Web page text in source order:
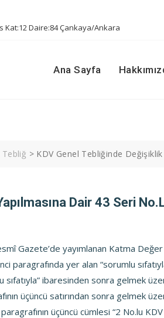
Kat:12 Daire:84 Çankaya/Ankara
Ana Sayfa
Tebliğ > KDV Genel Tebliğinde Değişiklik
Dair 43 Seri
Gazete’de yayımlanan Katma
paragrafında yer alan “sorumlu
sıfatıyla” ibaresinden sonra gelmek
üçüncü satırından sonra gelmek
üçüncü cümlesi “2 No.lu